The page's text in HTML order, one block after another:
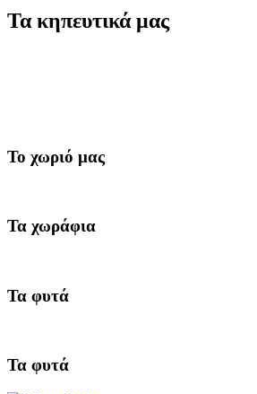
Τα κηπευτικά μας
Το χωριό μας
Τα χωράφια
Τα φυτά
Τα φυτά